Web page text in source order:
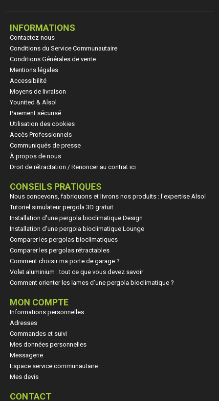
INFORMATIONS
Contactez-nous
Conditions du Service Communautaire
Conditions Générales de vente
Mentions légales
Accessibilité
Moyens de livraison
Younited & Alsol
Paiement sécurisé
Utilisation des cookies
Accès Professionnels
Communiqués de presse
À propos de nous
Droit de rétractation / Renoncer au contrat ici
CONSEILS PRATIQUES
Nous concevons, fabriquons et livrons nos produits : l'expertise Alsol
Tutoriel simulateur pergola 3D gratuit
Installation d'une pergola bioclimatique Design
Installation d'une pergola bioclimatique Lounge
Comparer les pergolas bioclimatiques
Comparer les pergolas rétractables
Comment choisir ma porte de garage ?
Volet aluminium : tout ce que vous devez savoir
Comment orienter les lames d’une pergola bioclimatique ?
MON COMPTE
Informations personnelles
Adresses
Commandes et suivi
Mes données personnelles
Messagerie
Espace service communautaire
Mes devis
CONTACT